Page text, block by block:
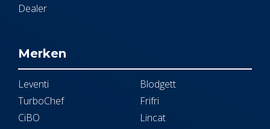
Dealer
Merken
Leventi
TurboChef
CiBO
Blodgett
Frifri
Lincat